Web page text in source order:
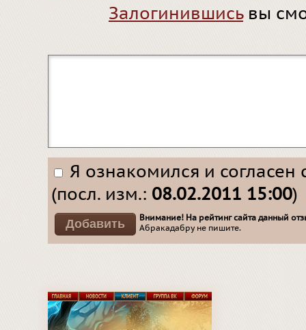
Залогинившисьвы
Я ознакомился и согласен
(посл. изм.: 08.02.2011 15:00)
Внимание! На рейтинг сайта данный
Абракадабру не пишите.